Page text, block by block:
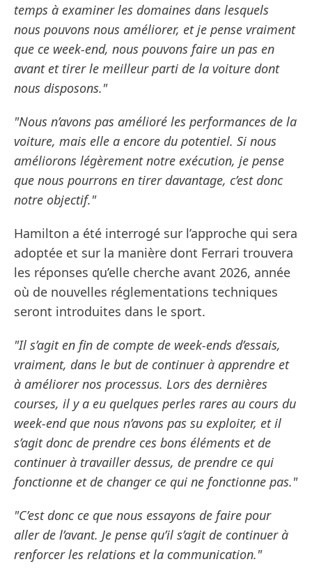
temps à examiner les domaines dans lesquels
nous pouvons nous améliorer, et je pense vraiment
que ce week-end, nous pouvons faire un pas en
avant et tirer le meilleur parti de la voiture dont
nous disposons."
"Nous n’avons pas amélioré les performances de la
voiture, mais elle a encore du potentiel. Si nous
améliorons légèrement notre exécution, je pense
que nous pourrons en tirer davantage, c’est donc
notre objectif."
Hamilton a été interrogé sur l’approche qui sera
adoptée et sur la manière dont Ferrari trouvera
les réponses qu’elle cherche avant 2026, année
où de nouvelles réglementations techniques
seront introduites dans le sport.
"Il s’agit en fin de compte de week-ends d’essais,
vraiment, dans le but de continuer à apprendre et
à améliorer nos processus. Lors des dernières
courses, il y a eu quelques perles rares au cours du
week-end que nous n’avons pas su exploiter, et il
s’agit donc de prendre ces bons éléments et de
continuer à travailler dessus, de prendre ce qui
fonctionne et de changer ce qui ne fonctionne pas."
"C’est donc ce que nous essayons de faire pour
aller de l’avant. Je pense qu’il s’agit de continuer à
renforcer les relations et la communication."